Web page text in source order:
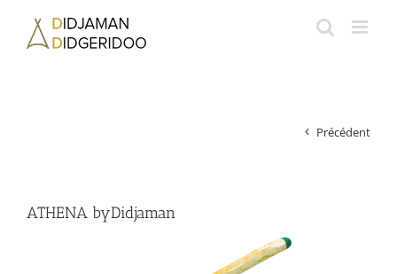
contenu
Précédent
ATHENA byDidjaman